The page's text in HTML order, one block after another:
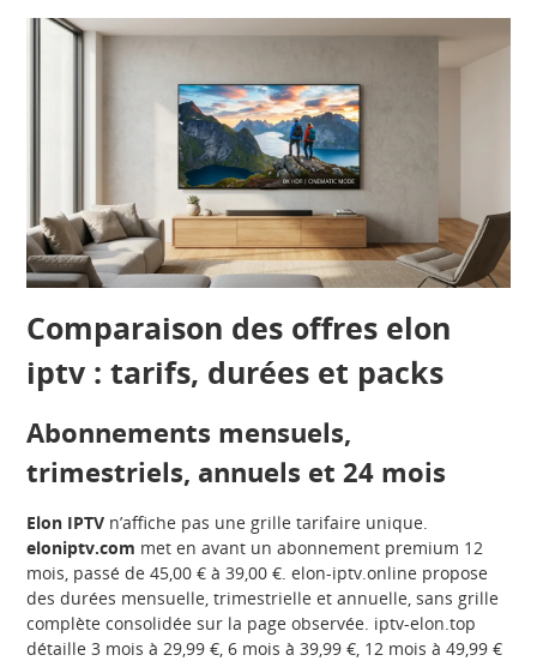
Comparaison des offres elon
iptv : tarifs, durées et packs
Abonnements mensuels,
trimestriels, annuels et 24 mois
Elon IPTV n’affiche pas une grille tarifaire unique.
eloniptv.com met en avant un abonnement premium 12
mois, passé de 45,00 € à 39,00 €. elon-iptv.online propose
des durées mensuelle, trimestrielle et annuelle, sans grille
complète consolidée sur la page observée. iptv-elon.top
détaille 3 mois à 29,99 €, 6 mois à 39,99 €, 12 mois à 49,99 €